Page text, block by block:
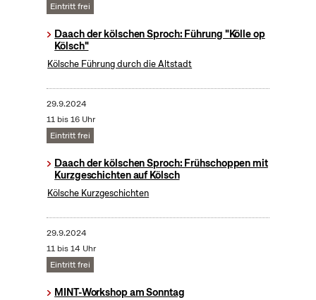
Eintritt frei
Daach der kölschen Sproch: Führung "Kölle op
Kölsch"
Kölsche Führung durch die Altstadt
29.9.2024
11 bis 16 Uhr
Eintritt frei
Daach der kölschen Sproch: Frühschoppen mit
Kurzgeschichten auf Kölsch
Kölsche Kurzgeschichten
29.9.2024
11 bis 14 Uhr
Eintritt frei
MINT-Workshop am Sonntag